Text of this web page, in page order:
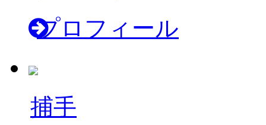
プロフィール
捕手